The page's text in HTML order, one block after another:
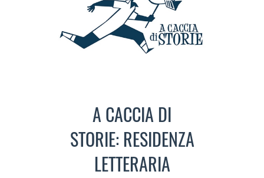
A CACCIA DI
STORIE: RESIDENZA
LETTERARIA